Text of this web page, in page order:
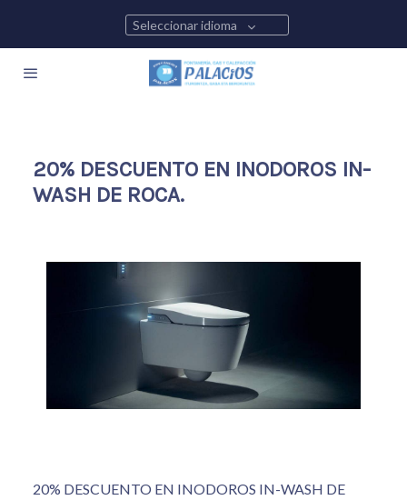
Seleccionar idioma
20% DESCUENTO EN INODOROS IN-
WASH DE ROCA.
20% DESCUENTO EN INODOROS IN-WASH DE